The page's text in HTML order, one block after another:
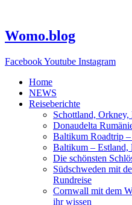
springen
Womo.blog
FacebookYoutube Instagram
Home
NEWS
Reiseberichte
Schottland, Orkney,
Donaudelta
Baltikum Roadtrip
Baltikum – Estland,
Die schönsten
Südschweden mit
Rundreise
Cornwall mit dem
ihr wissen